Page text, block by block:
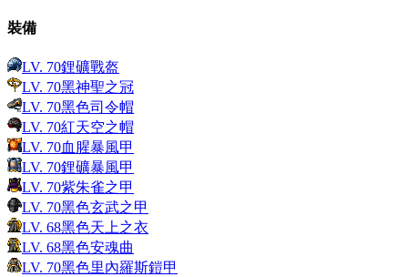
裝備
LV. 70鋰礦戰盔
LV. 70黑神聖之冠
LV. 70黑色司令帽
LV. 70紅天空之帽
LV. 70血腥暴風甲
LV. 70鋰礦暴風甲
LV. 70紫朱雀之甲
LV. 70黑色玄武之甲
LV. 68黑色天上之衣
LV. 68黑色安魂曲
LV. 70黑色里內羅斯鎧甲